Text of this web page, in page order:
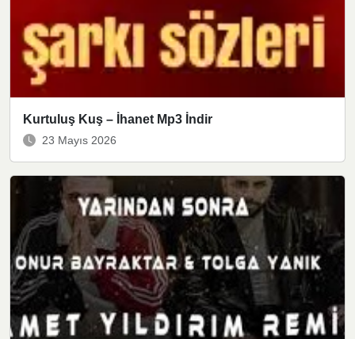
Kurtuluş Kuş – İhanet Mp3 İndir
23 Mayıs 2026